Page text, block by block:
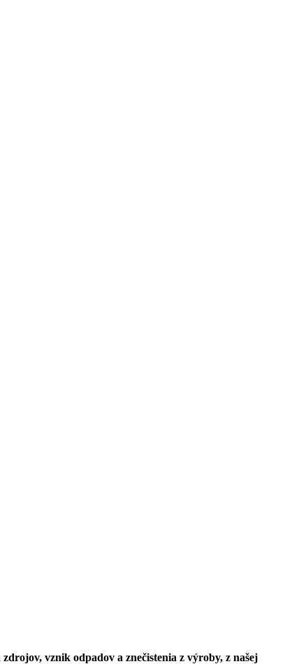
vznik odpadov a znečistenia z výroby, z našej